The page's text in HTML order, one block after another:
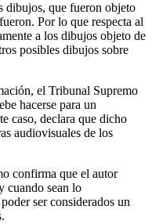
dibujos, que fueron objeto
Por lo que respecta al
a los dibujos objeto de
posibles dibujos sobre
el Tribunal Supremo
hacerse para un
caso, declara que dicho
audiovisuales de los
confirma que el autor
cuando sean lo
ser considerados un